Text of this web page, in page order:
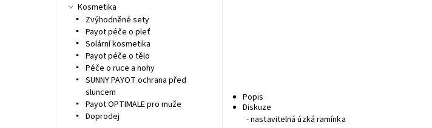
Popis
Diskuze
- nastavitelná úzká ramínka
Kosmetika
Zvýhodněné sety
Payot péče o pleť
Solární kosmetika
Payot péče o tělo
Péče o ruce a nohy
SUNNY PAYOT ochrana před
sluncem
Payot OPTIMALE pro muže
Doprodej